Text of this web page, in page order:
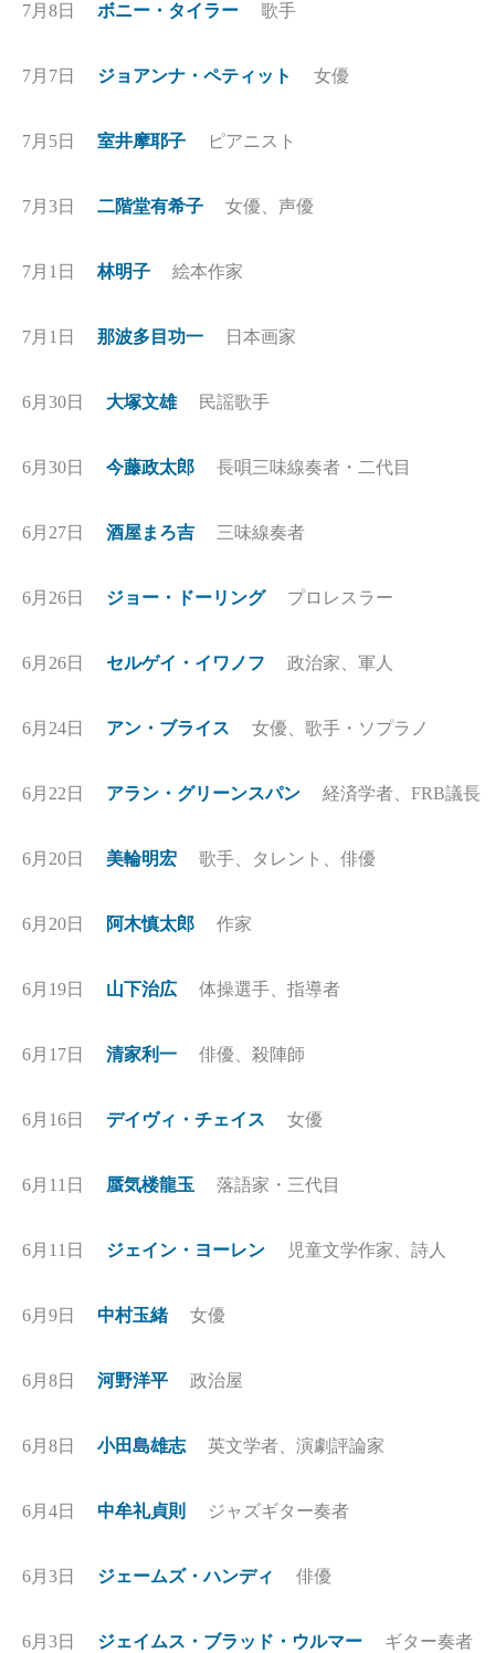
7月8日 ボニー・タイラー 歌手
7月7日 ジョアンナ・ペティット 女優
7月5日 室井摩耶子 ピアニスト
7月3日 二階堂有希子 女優、声優
7月1日 林明子 絵本作家
7月1日 那波多目功一 日本画家
6月30日 大塚文雄 民謡歌手
6月30日 今藤政太郎 長唄三味線奏者・二代目
6月27日 酒屋まろ吉 三味線奏者
6月26日 ジョー・ドーリング プロレスラー
6月26日 セルゲイ・イワノフ 政治家、軍人
6月24日 アン・ブライス 女優、歌手・ソプラノ
6月22日 アラン・グリーンスパン 経済学者、FRB議長
6月20日 美輪明宏 歌手、タレント、俳優
6月20日 阿木慎太郎 作家
6月19日 山下治広 体操選手、指導者
6月17日 清家利一 俳優、殺陣師
6月16日 デイヴィ・チェイス 女優
6月11日 蜃気楼龍玉 落語家・三代目
6月11日 ジェイン・ヨーレン 児童文学作家、詩人
6月9日 中村玉緒 女優
6月8日 河野洋平 政治屋
6月8日 小田島雄志 英文学者、演劇評論家
6月4日 中牟礼貞則 ジャズギター奏者
6月3日 ジェームズ・ハンディ 俳優
6月3日 ジェイムス・ブラッド・ウルマー ギター奏者